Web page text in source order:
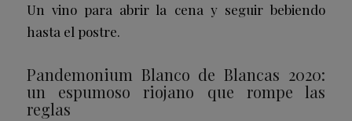
Un vino para abrir la cena y seguir bebiendo
hasta el postre.
Pandemonium Blanco de Blancas 2020:
un espumoso riojano que rompe las
reglas